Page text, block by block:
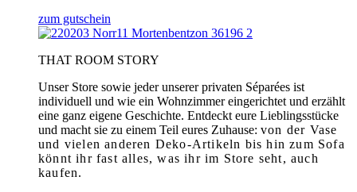
zum gutschein
THAT ROOM STORY
Unser Store sowie jeder unserer privaten Séparées ist
individuell und wie ein Wohnzimmer eingerichtet und erzählt
eine ganz eigene Geschichte. Entdeckt eure Lieblingsstücke
und macht sie zu einem Teil eures Zuhause: von der Vase
und vielen anderen Deko-Artikeln bis hin zum Sofa
könnt ihr fast alles, was ihr im Store seht, auch
kaufen.